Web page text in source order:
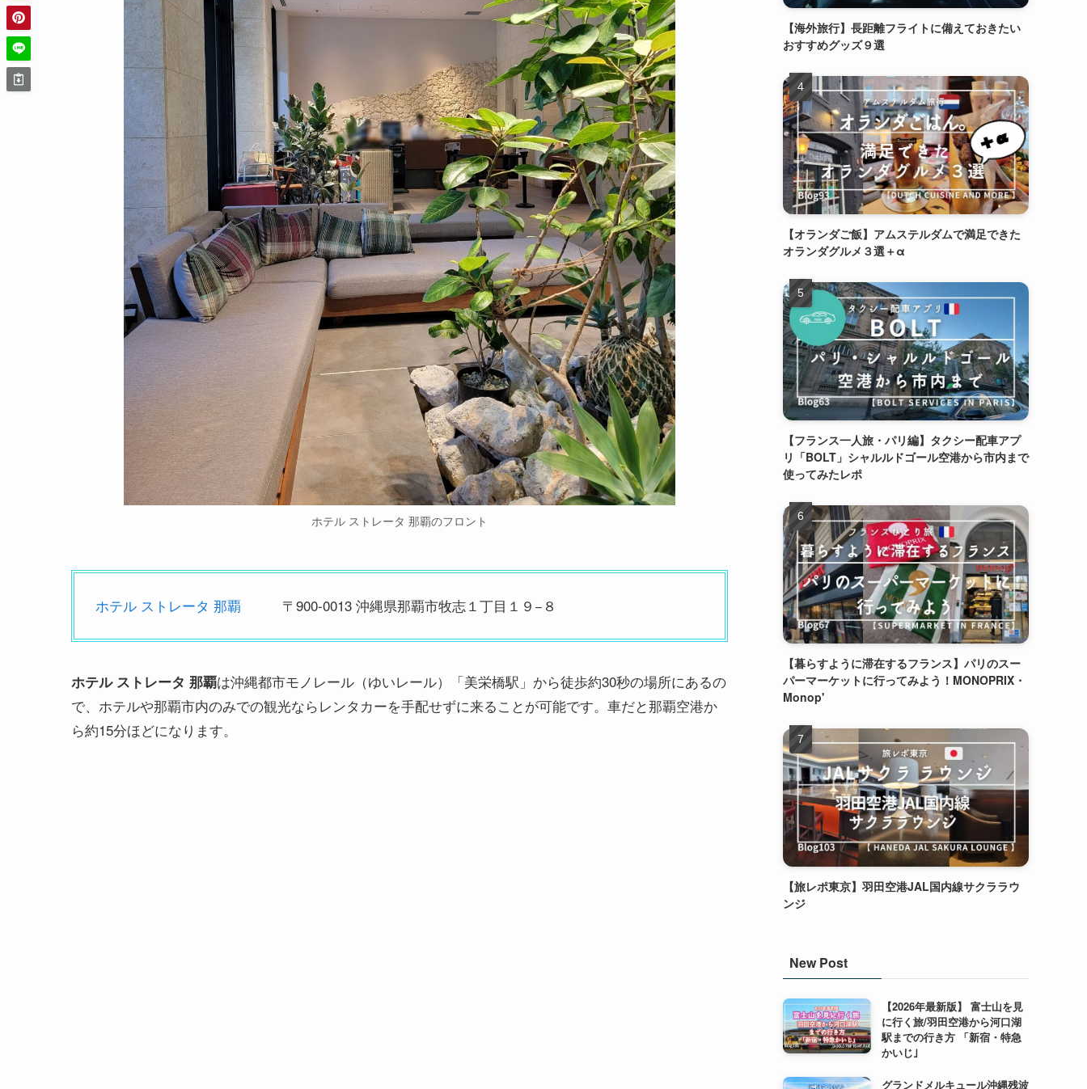
ホテル ストレータ 那覇のフロント
ホテル ストレータ 那覇 〒900-0013 沖縄県那覇市牧志１丁目１９−８
ホテル ストレータ 那覇は沖縄都市モノレール（ゆいレール）「美栄橋駅」から徒歩約30秒の場所にあるの
で、ホテルや那覇市内のみでの観光ならレンタカーを手配せずに来ることが可能です。車だと那覇空港か
ら約15分ほどになります。
【海外旅行】長距離フライトに備えておきたい
おすすめグッズ９選
【オランダご飯】アムステルダムで満足できた
オランダグルメ３選＋α
【フランス一人旅・パリ編】タクシー配車アプ
リ「BOLT」シャルルドゴール空港から市内まで
使ってみたレポ
【暮らすように滞在するフランス】パリのスー
パーマーケットに行ってみよう！MONOPRIX・
Monop'
【旅レポ東京】羽田空港JAL国内線サクララウ
ンジ
New Post
【2026年最新版】 富士山を見
に行く旅/羽田空港から河口湖
駅までの行き方 「新宿・特急
かいじ｣
グランドメルキュール沖縄残波